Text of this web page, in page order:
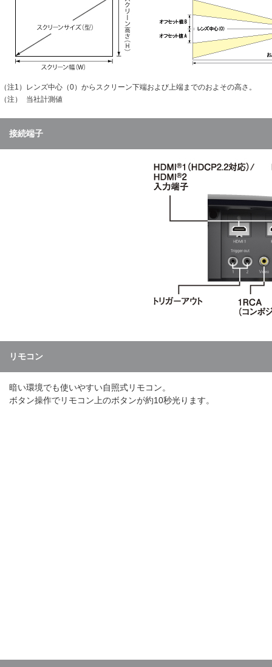
（注1） レンズ中心（0）からスクリーン下端および上端までのおよその高さ 。
（注）
当社計測値
接続端子
リモコン
暗い環境でも使いやすい自照式リモコン。
ボタン操作でリモコン上のボタンが約10秒光ります。